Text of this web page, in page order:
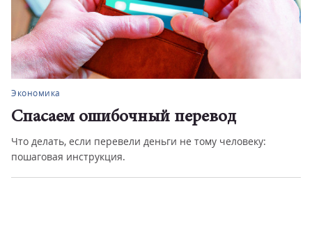
Экономика
Спасаем ошибочный перевод
Что делать, если перевели деньги не тому человеку:
пошаговая инструкция.